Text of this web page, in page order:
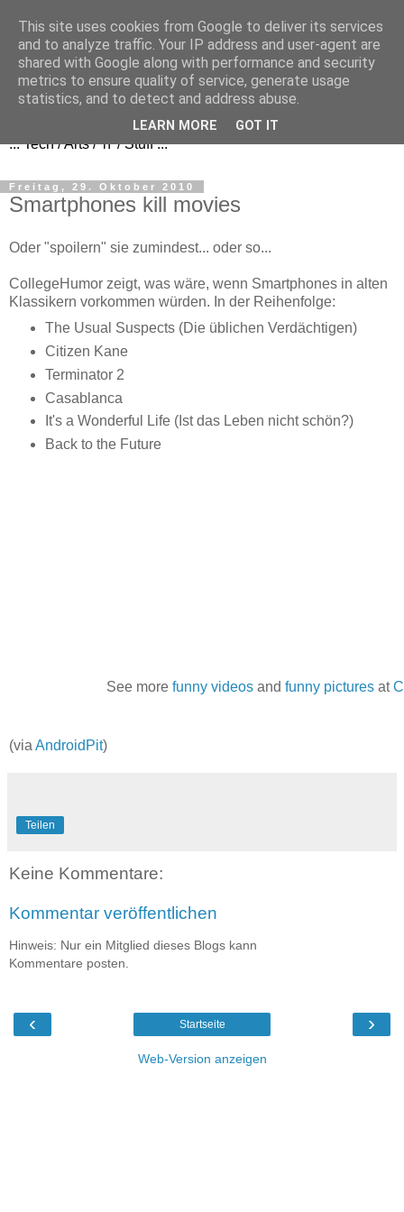
FezBook
... Tech / Arts / 'n' / Stuff ...
Freitag, 29. Oktober 2010
Smartphones kill movies
Oder "spoilern" sie zumindest... oder so...
CollegeHumor zeigt, was wäre, wenn Smartphones in alten
Klassikern vorkommen würden. In der Reihenfolge:
The Usual Suspects (Die üblichen Verdächtigen)
Citizen Kane
Terminator 2
Casablanca
It's a Wonderful Life (Ist das Leben nicht schön?)
Back to the Future
See more funny videosand funny picturesat
(via AndroidPit)
Teilen
Keine Kommentare:
Kommentar veröffentlichen
Hinweis: Nur ein Mitglied dieses Blogs kann
Kommentare posten.
‹ ›
Startseite
Web-Version anzeigen
This site uses cookies from Google to deliver its services
and to analyze traffic. Your IP address and user-agent are
shared with Google along with performance and security
metrics to ensure quality of service, generate usage
statistics, and to detect and address abuse.
LEARN MORE GOT IT